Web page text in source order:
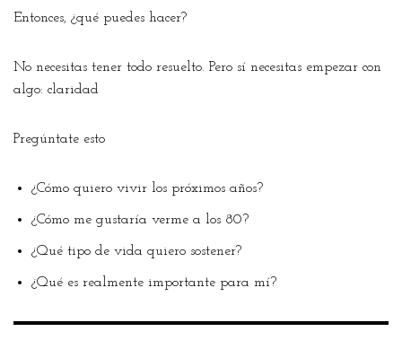
Entonces, ¿qué puedes hacer?
No necesitas tener todo resuelto. Pero sí necesitas empezar con
algo: claridad
Pregúntate esto
¿Cómo quiero vivir los próximos años?
¿Cómo me gustaría verme a los 80?
¿Qué tipo de vida quiero sostener?
¿Qué es realmente importante para mí?